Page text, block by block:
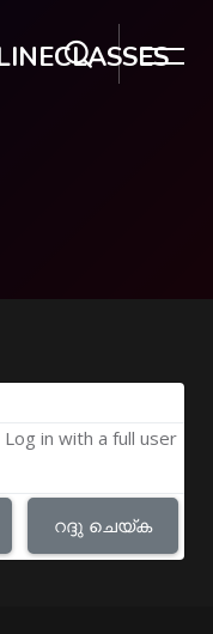
in with a full user
റദ്ദു ചെയ്ക